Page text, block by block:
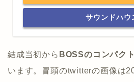
サウンドハウ
結成当初から BOSSのコンパク
います。冒頭のtwitterの画像は